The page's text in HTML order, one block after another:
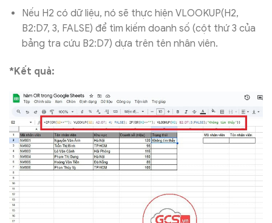
Nếu H2 có dữ liệu, nó sẽ thực hiện VLOOKUP(H2,
B2:D7, 3, FALSE) để tìm kiếm doanh số (cột thứ 3 của
bảng tra cứu B2:D7) dựa trên tên nhân viên.
*Kết quả: